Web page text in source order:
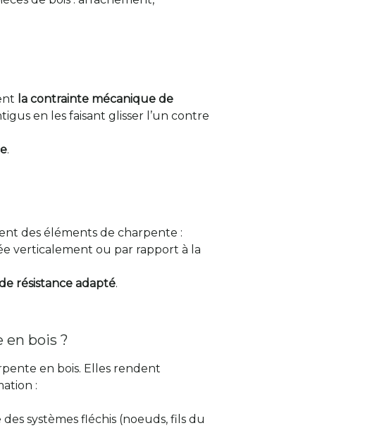
la contrainte mécanique de
en les faisant glisser l’un contre
.
des éléments de charpente :
verticalement ou par rapport à la
résistance adapté.
bois ?
en bois. Elles rendent
:
systèmes fléchis (noeuds, fils du